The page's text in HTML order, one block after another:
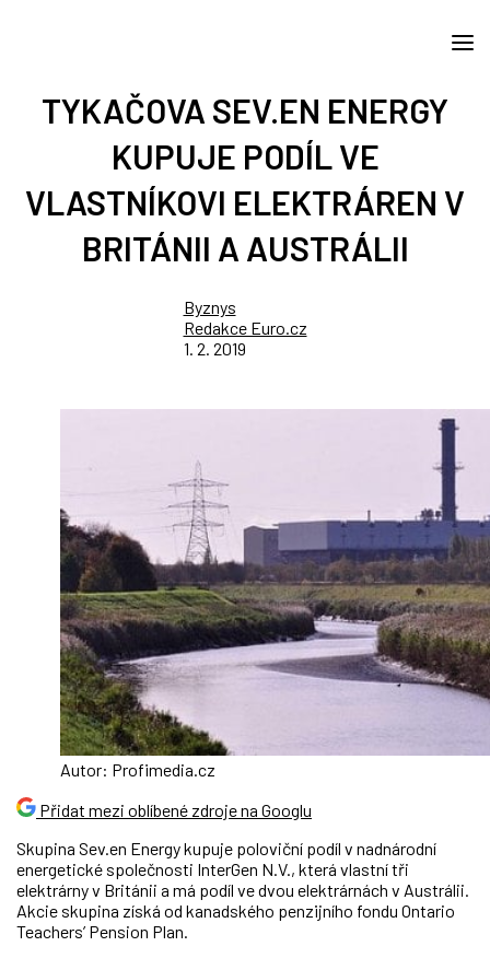
TYKAČOVA SEV.EN ENERGY
KUPUJE PODÍL VE
VLASTNÍKOVI ELEKTRÁREN V
BRITÁNII A AUSTRÁLII
Byznys
Redakce Euro.cz
1. 2. 2019
Autor: Profimedia.cz
Přidat mezi oblíbené zdroje na Googlu
Skupina Sev.en Energy kupuje poloviční podíl v nadnárodní
energetické společnosti InterGen N.V., která vlastní tři
elektrárny v Británii a má podíl ve dvou elektrárnách v Austrálii.
Akcie skupina získá od kanadského penzijního fondu Ontario
Teachers’ Pension Plan.